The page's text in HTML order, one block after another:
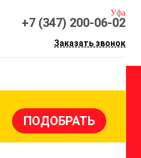
Уфа
+7 (347) 200-06-02
Заказать звонок